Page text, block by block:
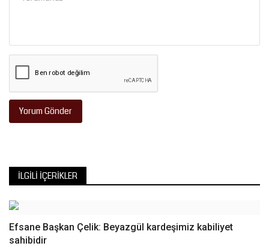
Yorum Gönder
İLGILI İÇERIKLER
Efsane Başkan Çelik: Beyazgül kardeşimiz kabiliyet
sahibidir